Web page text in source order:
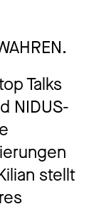
Talks
NIDUS-
stellt